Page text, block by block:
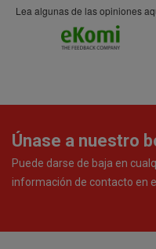
Lea algunas de las opiniones
Únase a nuestro
Puede darse de baja en
información de contacto en